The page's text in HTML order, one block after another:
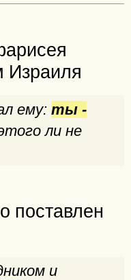
Израиля
ему: ты -
ли не
поставлен
и